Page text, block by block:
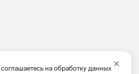
на обработку данных